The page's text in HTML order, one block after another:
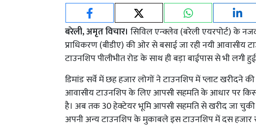
बरेली, अमृत विचार। सिविल एन्क्लेव (बरेली एयरपोर्ट) के
प्राधिकरण (बीडीए) की ओर से बसाई जा रही नयी
टाउनशिप पीलीभीत रोड के साथ ही बड़ा बाईपास से भी लगी
डिमांड सर्वे में छह हजार लोगों ने टाउनशिप में प्लाट खरीदने
आवासीय टाउनशिप के लिए आपसी सहमति के आधार पर
है। अब तक 30 हेक्टेयर भूमि आपसी सहमति से खरीद जा चुकी
अपनी अन्य टाउनशिप के मुकाबले इस टाउनशिप में दस हजार